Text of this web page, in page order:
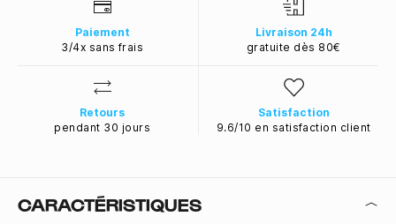
Paiement
3/4x sans frais
Livraison 24h
gratuite dès 80€
Retours
pendant 30 jours
Satisfaction
9.6/10 en satisfaction client
CARACTÉRISTIQUES